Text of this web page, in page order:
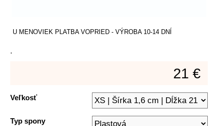
U MENOVIEK PLATBA VOPRIED - VÝROBA 10-14 DNÍ
.
21 €
Veľkosť
Typ spony